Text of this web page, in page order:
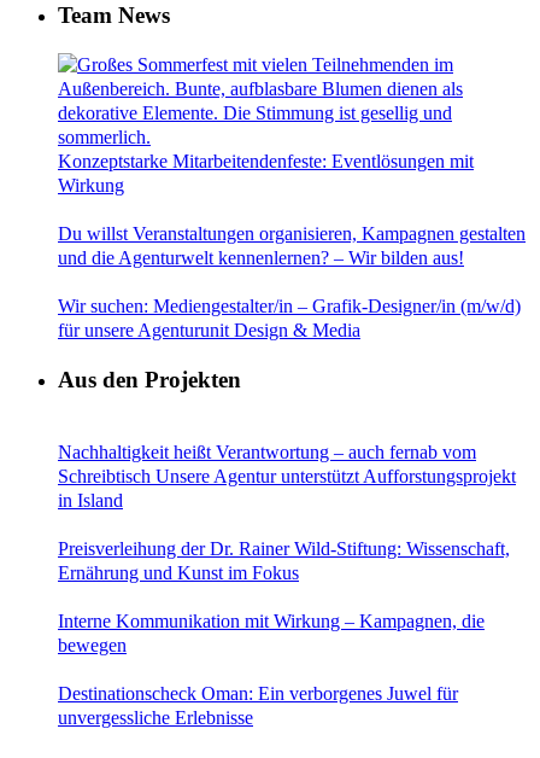
Team News
Konzeptstarke Mitarbeitendenfeste: Eventlösungen mit
Wirkung
Du willst Veranstaltungen organisieren, Kampagnen gestalten
und die Agenturwelt kennenlernen? – Wir bilden aus!
Wir suchen: Mediengestalter/in – Grafik-Designer/in (m/w/d)
für unsere Agenturunit Design & Media
Aus den Projekten
Nachhaltigkeit heißt Verantwortung – auch fernab vom
Schreibtisch Unsere Agentur unterstützt Aufforstungsprojekt
in Island
Preisverleihung der Dr. Rainer Wild-Stiftung: Wissenschaft,
Ernährung und Kunst im Fokus
Interne Kommunikation mit Wirkung – Kampagnen, die
bewegen
Destinationscheck Oman: Ein verborgenes Juwel für
unvergessliche Erlebnisse